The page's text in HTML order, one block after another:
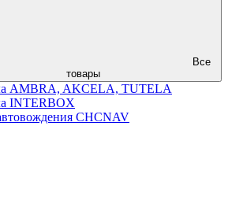
Все
товары
AMBRA, AKCELA, TUTELA
INTERBOX
CHCNAV